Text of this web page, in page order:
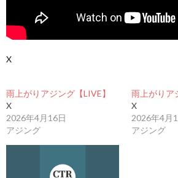
X
雨上がりアジング【LIVE】
X
2026年4月16日
アジング
雨上がりア
X
2026年4月
アジング